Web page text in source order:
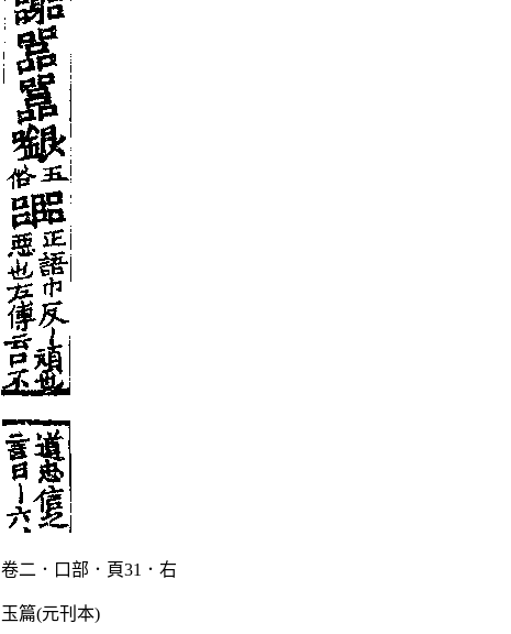
卷二．口部．頁31．右
玉篇(元刊本)